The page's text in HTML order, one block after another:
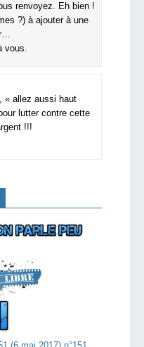
renvoyez. Eh bien !
?) à ajouter à une
vous.
« allez aussi haut
lutter contre cette
!!!